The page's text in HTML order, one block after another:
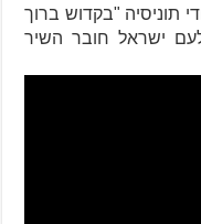
תוניסיה "בקדוש ברוך
ישראל חובר השיר